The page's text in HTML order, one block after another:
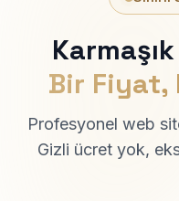
Bir Fiyat,
Profesyonel web
Gizli ücret yok,